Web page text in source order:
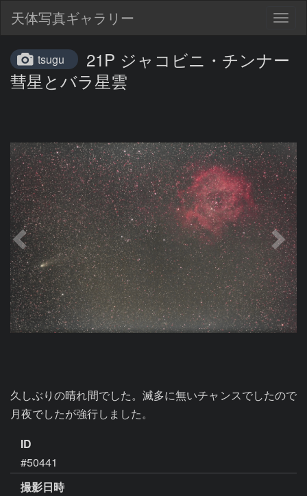
天体写真ギャラリー
tsugu
21P ジャコビニ・チンナー
彗星とバラ星雲
久しぶりの晴れ間でした。滅多に無いチャンスでしたので
月夜でしたが強行しました。
ID
#50441
撮影日時